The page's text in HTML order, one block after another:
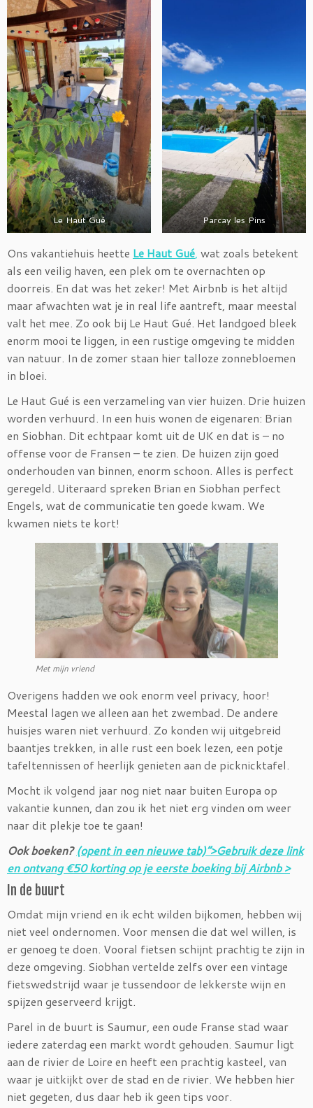
Le Haut Gué Parcay les Pins
Ons vakantiehuis heette Le Haut Gué, wat zoals betekent
als een veilig haven, een plek om te overnachten op
doorreis. En dat was het zeker! Met Airbnb is het altijd
maar afwachten wat je in real life aantreft, maar meestal
valt het mee. Zo ook bij Le Haut Gué. Het landgoed bleek
enorm mooi te liggen, in een rustige omgeving te midden
van natuur. In de zomer staan hier talloze zonnebloemen
in bloei.
Le Haut Gué is een verzameling van vier huizen. Drie huizen
worden verhuurd. In een huis wonen de eigenaren: Brian
en Siobhan. Dit echtpaar komt uit de UK en dat is – no
offense voor de Fransen – te zien. De huizen zijn goed
onderhouden van binnen, enorm schoon. Alles is perfect
geregeld. Uiteraard spreken Brian en Siobhan perfect
Engels, wat de communicatie ten goede kwam. We
kwamen niets te kort!
Met mijn vriend
Overigens hadden we ook enorm veel privacy, hoor!
Meestal lagen we alleen aan het zwembad. De andere
huisjes waren niet verhuurd. Zo konden wij uitgebreid
baantjes trekken, in alle rust een boek lezen, een potje
tafeltennissen of heerlijk genieten aan de picknicktafel.
Mocht ik volgend jaar nog niet naar buiten Europa op
vakantie kunnen, dan zou ik het niet erg vinden om weer
naar dit plekje toe te gaan!
Ook boeken?(opent in een nieuwe tab)”>Gebruik deze link
en ontvang €50 korting op je eerste boeking bij Airbnb >
In de buurt
Omdat mijn vriend en ik echt wilden bijkomen, hebben wij
niet veel ondernomen. Voor mensen die dat wel willen, is
er genoeg te doen. Vooral fietsen schijnt prachtig te zijn in
deze omgeving. Siobhan vertelde zelfs over een vintage
fietswedstrijd waar je tussendoor de lekkerste wijn en
spijzen geserveerd krijgt.
Parel in de buurt is Saumur, een oude Franse stad waar
iedere zaterdag een markt wordt gehouden. Saumur ligt
aan de rivier de Loire en heeft een prachtig kasteel, van
waar je uitkijkt over de stad en de rivier. We hebben hier
niet gegeten, dus daar heb ik geen tips voor.